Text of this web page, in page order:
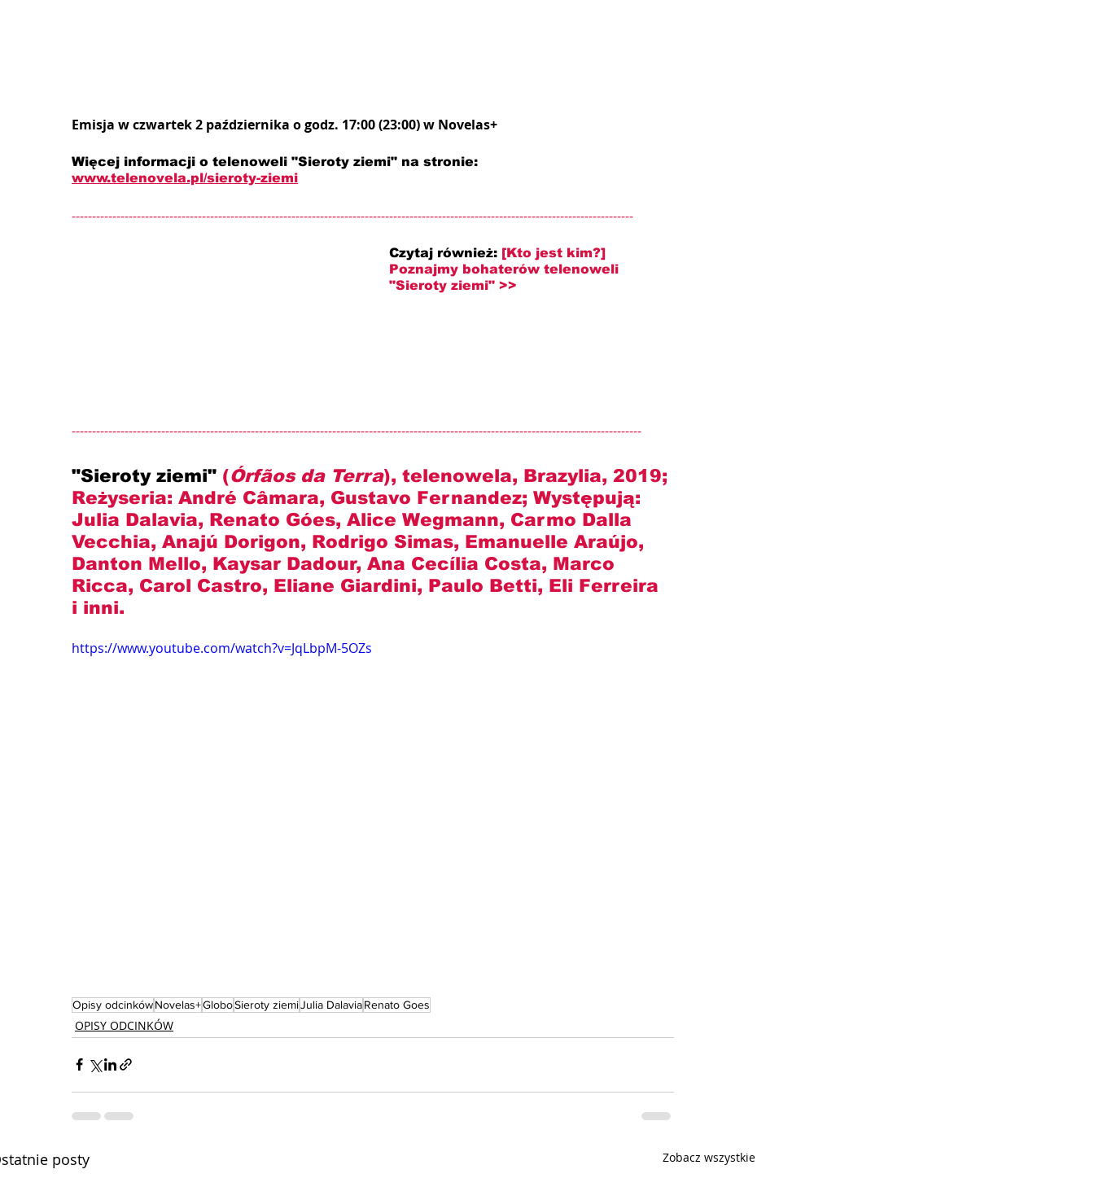
Emisja w czwartek 2 października o godz. 17:00 (23:00) w Novelas+
Więcej informacji o telenoweli "Sieroty ziemi" na stronie:
www.telenovela.pl/sieroty-ziemi
------------------------------------------------------------------------------------------------------------------------------------------
Czytaj również: [Kto jest kim?]
Poznajmy bohaterów telenoweli
"Sieroty ziemi" >>
--------------------------------------------------------------------------------------------------------------------------------------------
"Sieroty ziemi" (Órfãos da Terra), telenowela, Brazylia, 2019;
Reżyseria: André Câmara, Gustavo Fernandez; Występują:
Julia Dalavia, Renato Góes, Alice Wegmann, Carmo Dalla
Vecchia, Anajú Dorigon, Rodrigo Simas, Emanuelle Araújo,
Danton Mello, Kaysar Dadour, Ana Cecília Costa, Marco
Ricca, Carol Castro, Eliane Giardini, Paulo Betti, Eli Ferreira
i inni.
https://www.youtube.com/watch?v=JqLbpM-5OZs
Opisy odcinkówNovelas+GloboSieroty ziemiJulia DalaviaRenato Goes
OPISY ODCINKÓW
posty Zobacz wszystkie